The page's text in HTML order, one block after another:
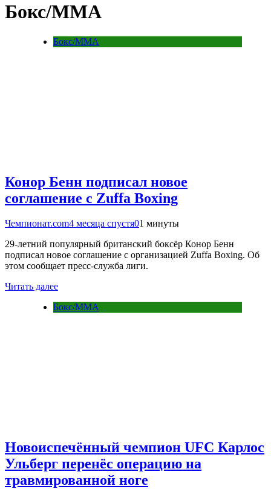
Бокс/MMA
Бокс/MMA
Конор Бенн подписал новое
соглашение с Zuffa Boxing
Чемпионат.com4 месяца спустя01 минуты
29-летний популярный британский боксёр Конор Бенн
подписал новое соглашение с организацией Zuffa Boxing. Об
этом сообщает пресс-служба лиги.
Читать далее
Бокс/MMA
Новоиспечённый чемпион UFC Карлос
Ульберг перенёс операцию на
травмированной ноге